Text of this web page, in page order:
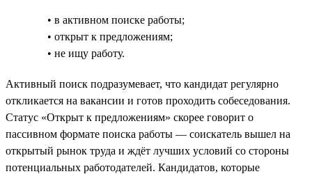
• в активном поиске работы;
• открыт к предложениям;
• не ищу работу.
Активный поиск подразумевает, что кандидат регулярно
откликается на вакансии и готов проходить собеседования.
Статус «Открыт к предложениям» скорее говорит о
пассивном формате поиска работы — соискатель вышел на
открытый рынок труда и ждёт лучших условий со стороны
потенциальных работодателей. Кандидатов, которые